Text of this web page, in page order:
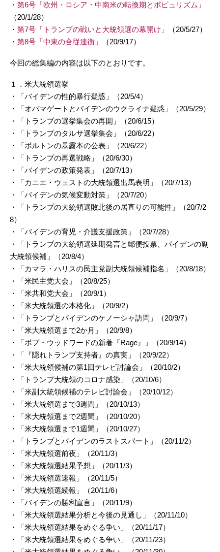
・ 第6号「欧州・ロシア・中南米の転換期とポピュリズム」
（20/1/28）
・ 第7号「トランプの戦いと大統領選の幕開け」
（20/5/27）
・ 第8号「中東の合従連衡」 （20/9/17）
今回の総集編の内容は以下のとおりです。
１．米大統領選挙
・「バイデンの性的暴行疑惑」（20/5/4）
・「オバマゲートとバイデンのウクライナ疑惑」（20/5/29）
・「トランプの選挙集会の再開」（20/6/15）
・「トランプのタルサ選挙集会」（20/6/22）
・「ボルトンの暴露本の公表」（20/6/22）
・「トランプの再選戦略」（20/6/30）
・「バイデンの政策発表」（20/7/13）
・「カニエ・ウェストの大統領選出馬表明」（20/7/13）
・「バイデンの気候変動対策」（20/7/20）
・「トランプの大統領選敗北後の居直りの可能性」（20/7/2
8）
・「バイデンの育児・介護支援政策」（20/7/28）
・「トランプの大統領選延期発言と郵便投票、バイデンの副
大統領候補」（20/8/4）
・「カマラ・ハリスの民主党副大統領候補指名」（20/8/18）
・「米民主党大会」（20/8/25）
・「米共和党大会」（20/9/1）
・「米大統領選の本格化」（20/9/2）
・「トランプとバイデンのケノーシャ訪問」（20/9/7）
・「米大統領選まで2か月」（20/9/8）
・「ボブ・ウッドワードの新著『Rage』」（20/9/14）
・「『隠れトランプ支持者』の真実」（20/9/22）
・「米大統領候補の第1回テレビ討論会」（20/10/2）
・「トランプ大統領のコロナ感染」（20/10/6）
・「米副大統領候補のテレビ討論会」（20/10/12）
・「米大統領選まで3週間」（20/10/13）
・「米大統領選まで2週間」（20/10/20）
・「米大統領選まで1週間」（20/10/27）
・「トランプとバイデンのラストスパート」（20/11/2）
・「米大統領選前夜」（20/11/3）
・「米大統領選結果予想」（20/11/3）
・「米大統領選速報」（20/11/5）
・「米大統領選続報」（20/11/6）
・「バイデンの勝利宣言」（20/11/9）
・「米大統領選結果分析と今後の見通し」（20/11/10）
・「米大統領選結果をめぐる争い」（20/11/17）
・「米大統領選結果をめぐる争い」（20/11/23）